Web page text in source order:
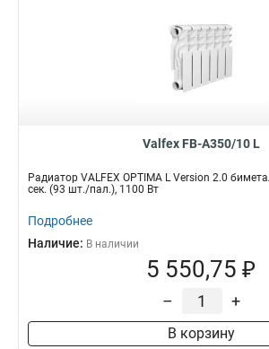
Valfex FB-A350/10 L
Радиатор VALFEX OPTIMA L Version 2.0
сек. (93 шт./пал.), 1100 Вт
Подробнее
Наличие: В наличии
5 550,75 ₽
– +
В корзину